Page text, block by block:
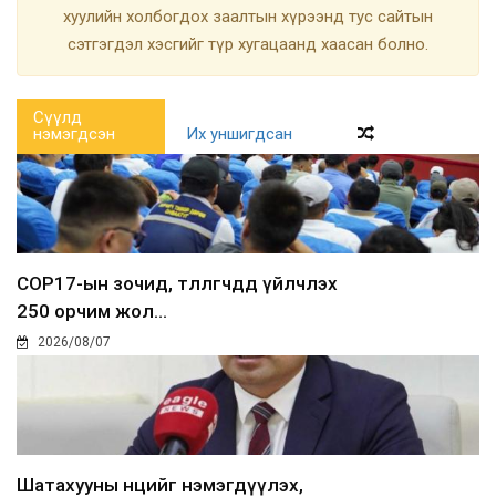
хуулийн холбогдох заалтын хүрээнд тус сайтын
сэтгэгдэл хэсгийг түр хугацаанд хаасан болно.
Сүүлд
нэмэгдсэн
Их уншигдсан
COP17-ын зочид, төлөөлөгчдөд үйлчлэх
250 орчим жол...
2026/08/07
Шатахууны нөөцийг нэмэгдүүлэх,